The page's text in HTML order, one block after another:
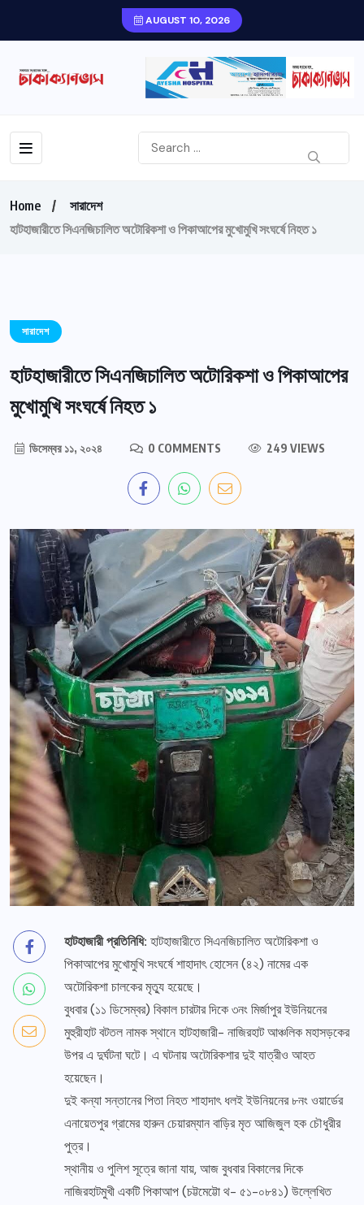
AUGUST 10, 2026
Home
সারাদেশ
হাটহাজারীতে সিএনজিচালিত অটোরিকশা ও পিকাআপের মুখোমুখি সংঘর্ষে নিহত ১
সারাদেশ
হাটহাজারীতে সিএনজিচালিত অটোরিকশা ও পিকাআপের
মুখোমুখি সংঘর্ষে নিহত ১
ডিসেম্বর ১১, ২০২৪ 0 COMMENTS 249 VIEWS
হাটহাজারী প্রতিনিধি: হাটহাজারীতে সিএনজিচালিত অটোরিকশা ও
পিকাআপের মুখোমুখি সংঘর্ষে শাহাদাৎ হোসেন (৪২) নামের এক
অটোরিকশা চালকের মৃত্যু হয়েছে।
বুধবার (১১ ডিসেম্বর) বিকাল চারটার দিকে ৩নং মির্জাপুর ইউনিয়নের
মুহুরীহাট বটতল নামক স্থানে হাটহাজারী- নাজিরহাট আঞ্চলিক মহাসড়কের
উপর এ দুর্ঘটনা ঘটে। এ ঘটনায় অটোরিকশার দুই যাত্রীও আহত
হয়েছেন।
দুই কন্যা সন্তানের পিতা নিহত শাহাদাৎ ধলই ইউনিয়নের ৮নং ওয়ার্ডের
এনায়েতপুর গ্রামের হারুন চেয়ারম্যান বাড়ির মৃত আজিজুল হক চৌধুরীর
পুত্র।
স্থানীয় ও পুলিশ সূত্রে জানা যায়, আজ বুধবার বিকালের দিকে
নাজিরহাটমুখী একটি পিকাআপ (চট্টমেট্টো থ- ৫১-০৮৪১) উল্লেখিত